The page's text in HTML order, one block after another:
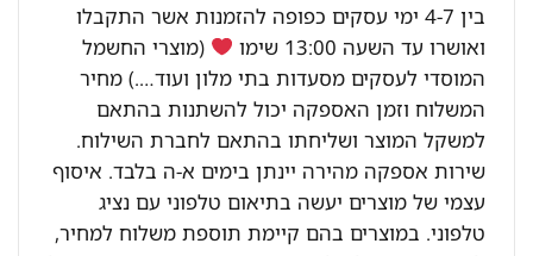
בין 4-7 ימי עסקים כפופה להזמנות אשר התקבלו
ואושרו עד השעה 13:00 שימו
(מוצרי החשמל
המוסדי לעסקים מסעדות בתי מלון ועוד….) מחיר
המשלוח וזמן האספקה יכול להשתנות בהתאם
למשקל המוצר ושליחתו בהתאם לחברת השילוח.
שירות אספקה מהירה יינתן בימים א-ה בלבד. איסוף
עצמי של מוצרים יעשה בתיאום טלפוני עם נציג
טלפוני. במוצרים בהם קיימת תוספת משלוח למחיר,